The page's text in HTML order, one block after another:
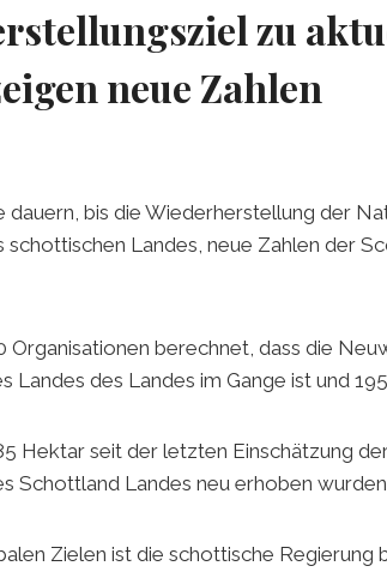
zu
neue Zahlen
dauern, bis die Wiederherstellung der
schottischen Landes, neue Zahlen der
Organisationen berechnet, dass die
Landes des Landes im Gange ist und
Hektar seit der letzten Einschätzung
Schottland Landes neu erhoben
Zielen ist die schottische Regierung